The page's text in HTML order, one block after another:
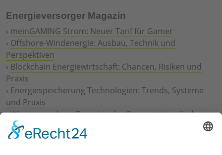
Energieversorger Magazin
› meinGAMING Strom: Neuer Tarif für Gamer
› Offshore-Windenergie: Ausbau, Technik und
Perspektiven
› Blockchain Energiewirtschaft: Chancen, Risiken und
Praxis
› Energiespeicherung Technologien: Trends, Systeme
und Praxis
›Wie erneuerbare Energien das Stromnetz verändern
Digitalisierung Energiewirtschaft: Effizienz, Netze und
Prozesse